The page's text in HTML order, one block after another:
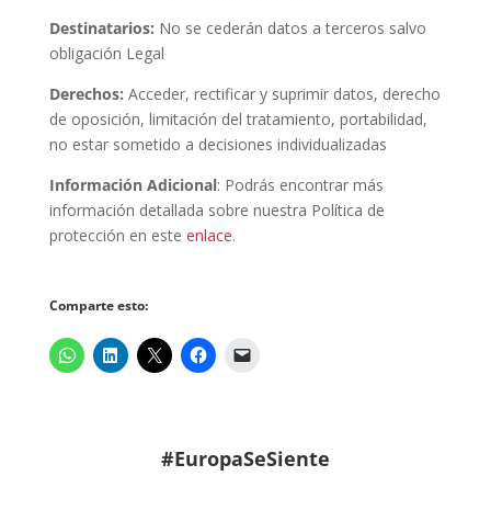
Destinatarios: No se cederán datos a terceros salvo
obligación Legal
Derechos: Acceder, rectificar y suprimir datos, derecho
de oposición, limitación del tratamiento, portabilidad,
no estar sometido a decisiones individualizadas
Información Adicional: Podrás encontrar más
información detallada sobre nuestra Política de
protección en este enlace.
Comparte esto:
#EuropaSeSiente